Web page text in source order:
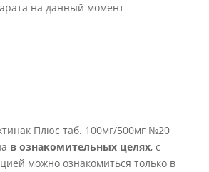
на данный момент
Плюс таб. 100мг/500мг №20
в ознакомительных целях, с
можно ознакомиться только в